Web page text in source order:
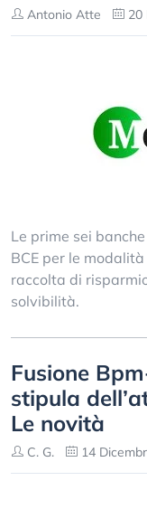
Antonio Atte 20
Le prime sei
BCE per le
raccolta di
solvibilità.
Fusione
stipula
Le novità
C. G. 14